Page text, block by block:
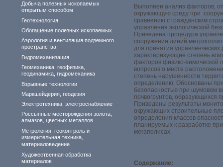
Добыча полезных ископаемых
открытым способом
Геотехнология
Обогащение полезных ископаемых
Аэрология и вентиляция подземного
пространства
Гидромеханизация
Геомеханика, геофизика,
геодинамика, гидромеханика
Взрывные технологии
Маркшейдерия, геодезия
Электротехника, электроснабжение
Россыпные месторождения золота,
алмазов, цветных металлов
Метрология, геоконтроль и
измерительная техника,
материаловедение
Художественная обработка
материалов
Выполнен анализ факторов,
окружающую среду при
сравнению с гражданским
управления экологической
Приведена процедура
сооружении линий
для принятия
характеризующие степень
факторов физико-
вопросов о месте
степень нарушенности
определению. Обоснованы
безопасностью при шумовом
почвогрунтов, образующихся
Приведены результаты
окружающих строительные
определения классов
планируемых к разработке
мегаполисах.
Содержание: